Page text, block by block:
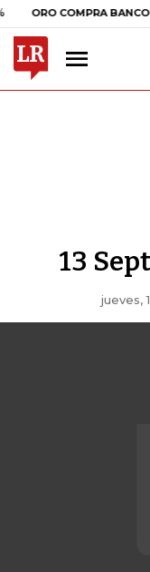
ORO COMPRA BANCO
13
jueves,